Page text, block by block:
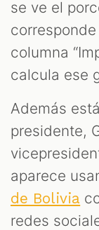
se ve el
columna
calcula ese
Además
presidente,
aparece
de Bolivia
redes